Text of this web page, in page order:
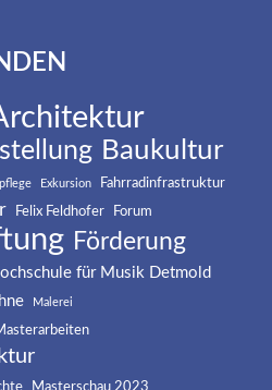
Baukultur
Exkursion Fahrradinfrastruktur
Felix Feldhofer Forum
Förderung
für Musik Detmold
Malerei
Masterschau 2023